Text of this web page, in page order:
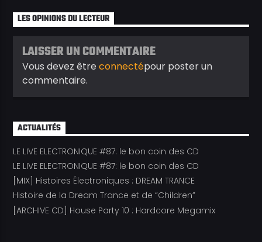
LES OPINIONS DU LECTEUR
LAISSER UN COMMENTAIRE
Vous devez êtreconnectépour poster un
commentaire.
ACTUALITÉS
LE LIVE ELECTRONIQUE #87: le bon coin des CD
LE LIVE ELECTRONIQUE #87: le bon coin des CD
[MIX] Histoires Électroniques : DREAM TRANCE
Histoire de la Dream Trance et de “Children”
[ARCHIVE CD] House Party 10 : Hardcore Megamix